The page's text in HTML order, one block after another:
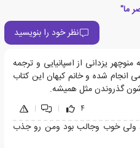
ما"
نظر خود را بنویسید
یزدانی از اسپانیایی و ترجمه
انجام شده و خانم کیهان این کتاب
گذروندن مثل همیشه.
4
|
|
ولی خوب وجالب بود ومن رو جذب